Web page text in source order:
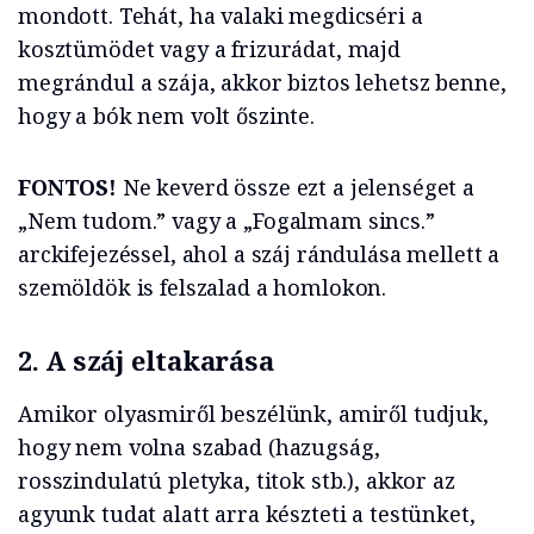
mondott. Tehát, ha valaki megdicséri a
kosztümödet vagy a frizurádat, majd
megrándul a szája, akkor biztos lehetsz benne,
hogy a bók nem volt őszinte.
FONTOS! Ne keverd össze ezt a jelenséget a
„Nem tudom.” vagy a „Fogalmam sincs.”
arckifejezéssel, ahol a száj rándulása mellett a
szemöldök is felszalad a homlokon.
2. A száj eltakarása
Amikor olyasmiről beszélünk, amiről tudjuk,
hogy nem volna szabad (hazugság,
rosszindulatú pletyka, titok stb.), akkor az
agyunk tudat alatt arra készteti a testünket,